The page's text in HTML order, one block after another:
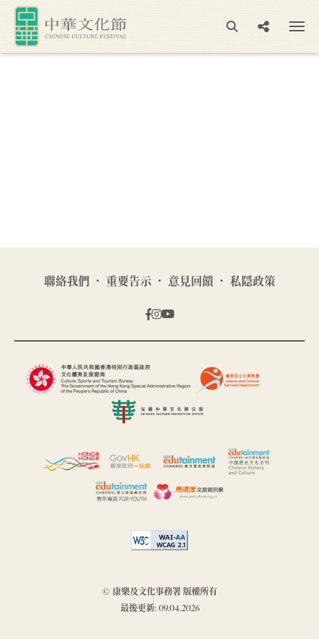
聯絡我們 重要告示 意見回饋 私隠政策
© 康樂及文化事務署 版權所有
最後更新: 09.04.2026